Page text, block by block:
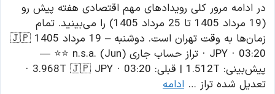
در ادامه مرور کلی رویدادهای مهم اقتصادی هفته پیش رو
(19 مرداد 1405 تا 25 مرداد 1405) را می‌بینید. تمام
زمان‌ها به وقت تهران است. دوشنبه – 19 مرداد 1405 🇯🇵
JPY · 03:20 · تراز حساب جاری n.s.a. (Jun) ⭐⭐ —
پیش‌بینی: 1.512T | قبلی: 3.968T 🇯🇵 JPY · 03:20 ·
تعدیل شده تراز … ادامه